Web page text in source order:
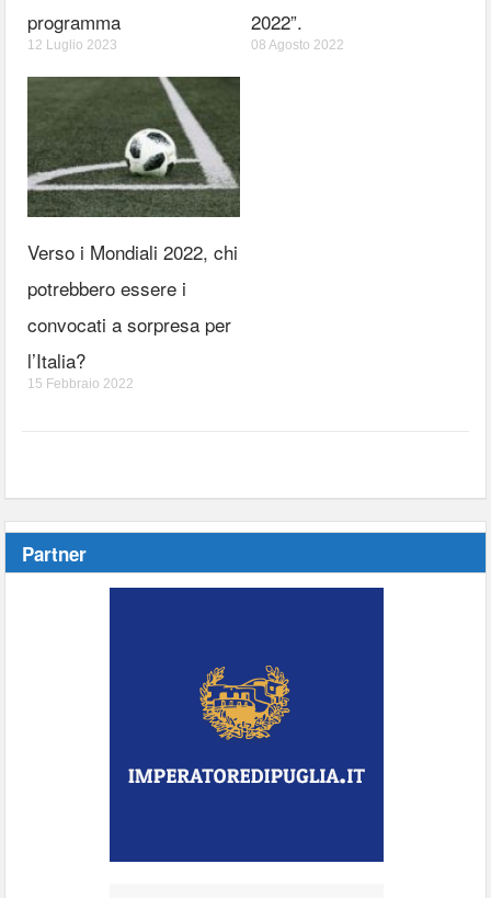
programma
12 Luglio 2023
2022”.
08 Agosto 2022
Verso i Mondiali 2022, chi
potrebbero essere i
convocati a sorpresa per
l’Italia?
15 Febbraio 2022
Partner